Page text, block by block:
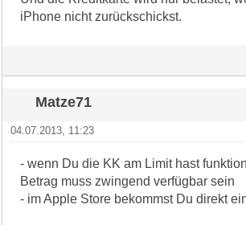
iPhone nicht zurückschickst.
Matze71
04.07.2013, 11:23
- wenn Du die KK am Limit hast
Betrag muss zwingend verfügbar sein
- im Apple Store bekommst Du direkt